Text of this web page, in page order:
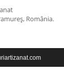
România.